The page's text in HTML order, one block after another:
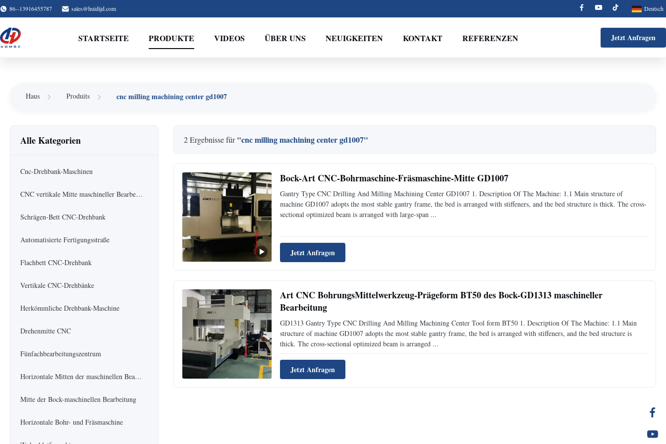
86--13916455787 sales@huidijd.com Deutsch
STARTSEITE PRODUKTE VIDEOS ÜBER UNS NEUIGKEITEN KONTAKT REFERENZEN Jetzt Anfragen
Haus Produits cnc milling machining center gd1007
Alle Kategorien
Cnc-Drehbank-Maschinen
CNC vertikale Mitte maschineller Bearbeitung
Schrägen-Bett CNC-Drehbank
Automatisierte Fertigungsstraße
Flachbett CNC-Drehbank
Vertikale CNC-Drehbänke
Herkömmliche Drehbank-Maschine
Drehenmitte CNC
Fünfachbearbeitungszentrum
Horizontale Mitten der maschinellen Bearbeitung
Mitte der Bock-maschinellen Bearbeitung
Horizontale Bohr- und Fräsmaschine
2 Ergebnisse für"cnc milling machining center gd1007"
Bock-Art CNC-Bohrmaschine-Fräsmaschine-Mitte GD1007
Gantry Type CNC Drilling And Milling Machining Center GD1007 1. Description Of The Machine: 1.1 Main structure of
machine GD1007 adopts the most stable gantry frame, the bed is arranged with stiffeners, and the bed structure is thick. The cross-
sectional optimized beam is arranged with large-span ...
Jetzt Anfragen
Art CNC BohrungsMittelwerkzeug-Prägeform BT50 des Bock-GD1313 maschineller
Bearbeitung
GD1313 Gantry Type CNC Drilling And Milling Machining Center Tool form BT50 1. Description Of The Machine: 1.1 Main
structure of machine GD1007 adopts the most stable gantry frame, the bed is arranged with stiffeners, and the bed structure is
thick. The cross-sectional optimized beam is arranged ...
Jetzt Anfragen